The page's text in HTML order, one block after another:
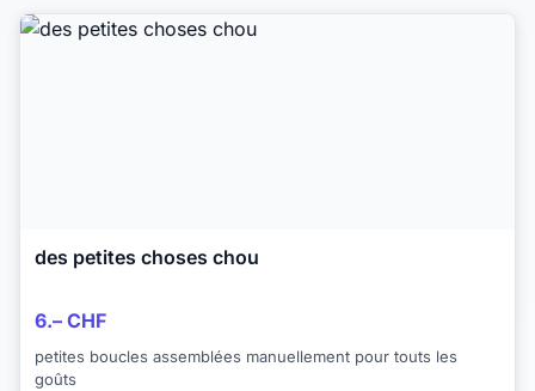
des petites choses chou
6.– CHF
petites boucles assemblées manuellement pour touts les
goûts